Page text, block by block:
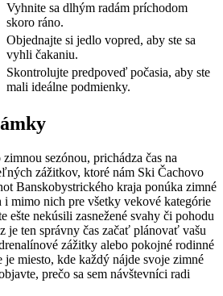
Vyhnite sa dlhým radám príchodom‍
skoro ráno.
Objednajte si jedlo vopred, aby ​ste ⁢sa
vyhli čakaniu.
Skontrolujte predpoveď​ počasia, aby ⁤ste
mali ideálne ‌podmienky.
sezónou, prichádza ​čas na
zážitkov, ‍ktoré nám Ski Čachovo⁣
Banskobystrického kraja ponúka zimné
i mimo nich ​pre všetky vekové kategórie
ešte nekúsili zasnežené svahy či pohodu
je ten⁢ správny čas začať plánovať ‍vašu
‍zážitky alebo pokojné rodinné
miesto, kde každý nájde svoje⁣ zimné⁢
prečo sa‌ sem ​návštevníci radi